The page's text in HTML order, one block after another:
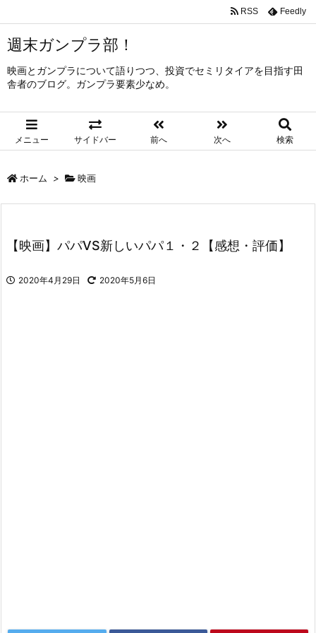
週末ガンプラ部！
映画とガンプラについて語りつつ、投資でセミリタイアを目指す田
舎者のブログ。ガンプラ要素少なめ。
メニュー サイドバー 前へ 次へ 検索
RSS Feedly
ホーム > 映画
【映画】パパVS新しいパパ１・２【感想・評価】
2020年4月29日 2020年5月6日